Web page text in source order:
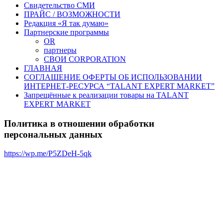
Свидетельство СМИ
ПРАЙС / ВОЗМОЖНОСТИ
Редакция «Я так думаю»
Партнерские программы
OR
партнеры
СВОИ CORPORATION
ГЛАВНАЯ
СОГЛАШЕНИЕ ОФЕРТЫ ОБ ИСПОЛЬЗОВАНИИ
ИНТЕРНЕТ-РЕСУРСА “TALANT EXPERT MARKET”
Запрещённые к реализации товары на TALANT
EXPERT MARKET
Политика в отношении обработки
персональных данных
https://wp.me/P5ZDeH-5qk